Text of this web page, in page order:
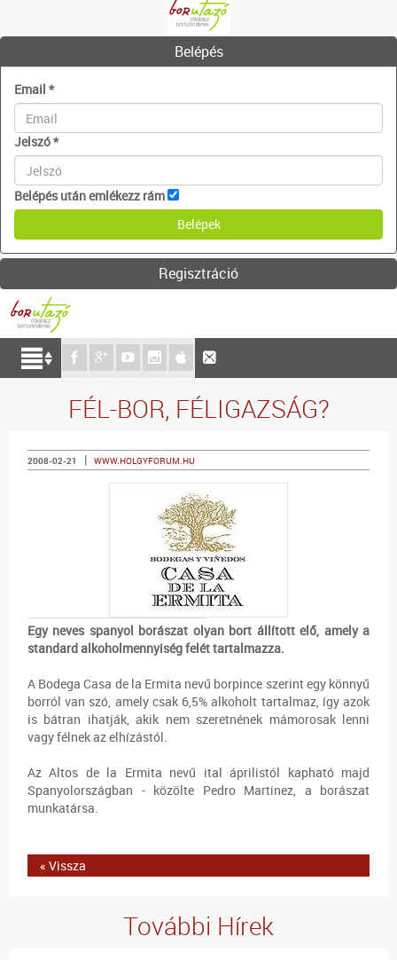
Belépés
Email *
Jelszó*
Belépés után emlékezz rám
Regisztráció
FÉL-BOR, FÉLIGAZSÁG?
2008-02-21 | WWW.HOLGYFORUM.HU
Egy neves spanyol borászat olyan bort állított elő, amely a
standard alkoholmennyiség felét tartalmazza.
A Bodega Casa de la Ermita nevű borpince szerint egy könnyű
borról van szó, amely csak 6,5% alkoholt tartalmaz, így azok
is bátran ihatják, akik nem szeretnének mámorosak lenni
vagy félnek az elhízástól.
Az Altos de la Ermita nevű ital áprilistól kapható majd
Spanyolországban - közölte Pedro Martinez, a borászat
munkatársa.
« Vissza
További Hírek